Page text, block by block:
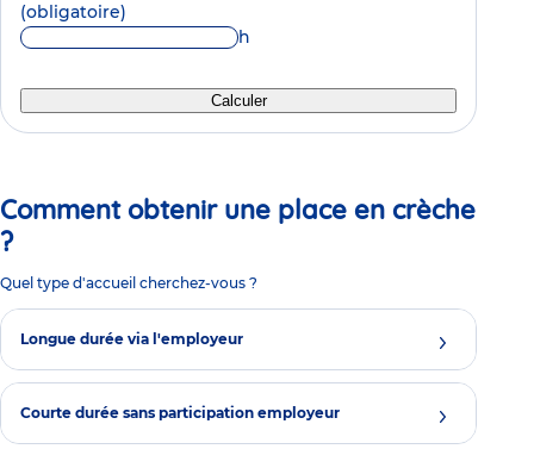
(obligatoire)
h
Calculer
Comment obtenir une place en crèche
?
Quel type d'accueil cherchez-vous ?
Longue durée via l'employeur
Courte durée sans participation employeur